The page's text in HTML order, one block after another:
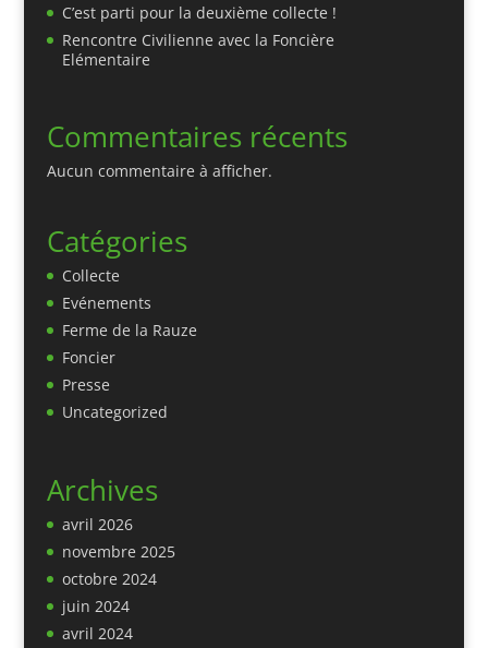
C’est parti pour la deuxième collecte !
Rencontre Civilienne avec la Foncière
Elémentaire
Commentaires récents
Aucun commentaire à afficher.
Catégories
Collecte
Evénements
Ferme de la Rauze
Foncier
Presse
Uncategorized
Archives
avril 2026
novembre 2025
octobre 2024
juin 2024
avril 2024